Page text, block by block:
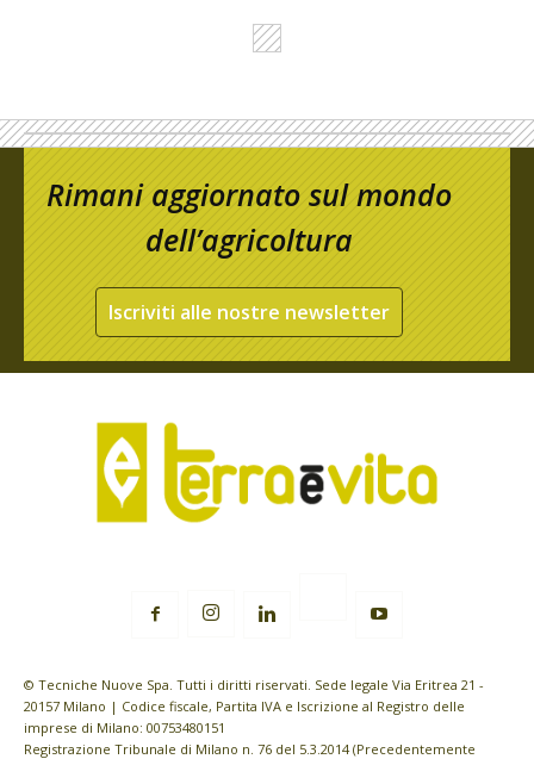
Rimani aggiornato sul mondo
dell’agricoltura
Iscriviti alle nostre newsletter
© Tecniche Nuove Spa. Tutti i diritti riservati. Sede legale Via Eritrea 21 -
20157 Milano | Codice fiscale, Partita IVA e Iscrizione al Registro delle
imprese di Milano: 00753480151
Registrazione Tribunale di Milano n. 76 del 5.3.2014 (Precedentemente